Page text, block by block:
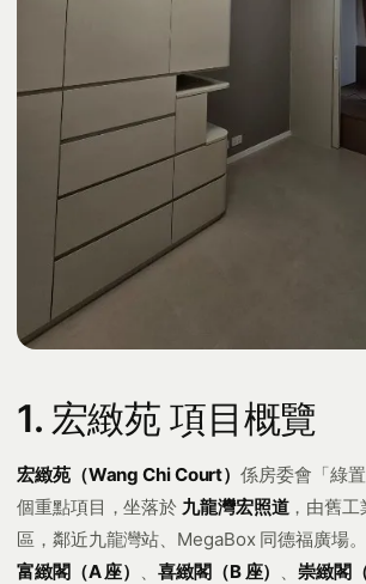
1. 宏緻苑 項目概覽
宏緻苑（Wang Chi Court）係房委會「綠
個重點項目，坐落於 九龍灣宏照道，由舊工
區，鄰近九龍灣站、MegaBox 同德福廣場
富緻閣（A 座） 、喜緻閣（B 座） 、崇緻閣